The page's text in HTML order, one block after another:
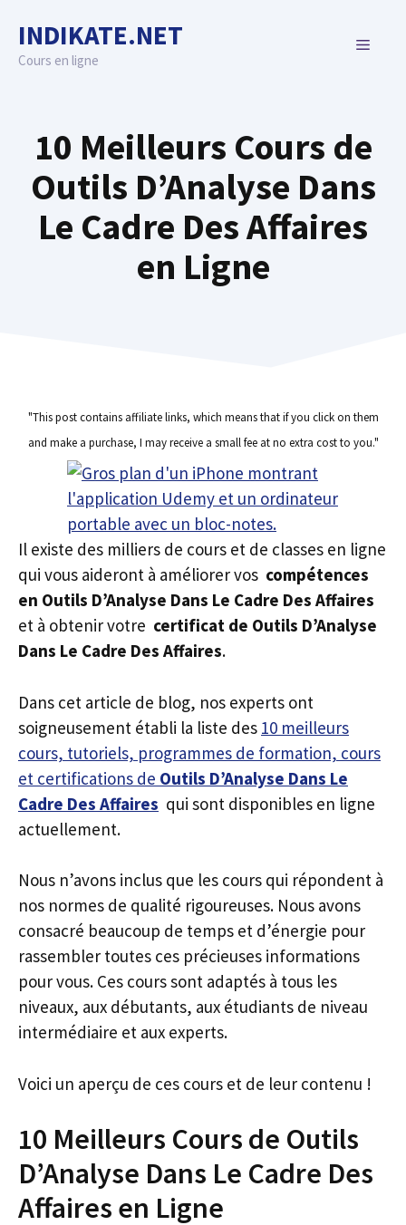
content
INDIKATE.NET
Cours en ligne
MENU
10 Meilleurs Cours de
Outils D’Analyse Dans
Le Cadre Des Affaires
en Ligne
"This post contains affiliate links, which means that if you click on them
and make a purchase, I may receive a small fee at no extra cost to you."
Il existe des milliers de cours et de classes en ligne
qui vous aideront à améliorer vos compétences
en Outils D’Analyse Dans Le Cadre Des Affaires
et à obtenir votre certificat de Outils D’Analyse
Dans Le Cadre Des Affaires.
Dans cet article de blog, nos experts ont
soigneusement établi la liste des 10 meilleurs
cours, tutoriels, programmes de formation, cours
et certifications de Outils D’Analyse Dans Le
Cadre Des Affaires qui sont disponibles en ligne
actuellement.
Nous n’avons inclus que les cours qui répondent à
nos normes de qualité rigoureuses. Nous avons
consacré beaucoup de temps et d’énergie pour
rassembler toutes ces précieuses informations
pour vous. Ces cours sont adaptés à tous les
niveaux, aux débutants, aux étudiants de niveau
intermédiaire et aux experts.
Voici un aperçu de ces cours et de leur contenu !
10 Meilleurs Cours de Outils
D’Analyse Dans Le Cadre Des
Affaires en Ligne